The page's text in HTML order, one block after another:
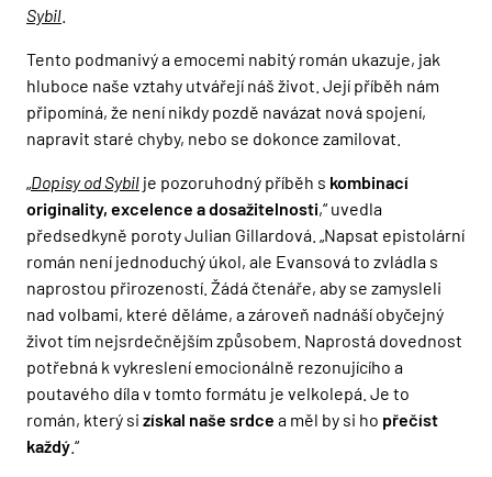
Sybil
Tento podmanivý a emocemi nabitý román ukazuje, jak
hluboce naše vztahy utvářejí náš život. Její příběh nám
připomíná, že není nikdy pozdě navázat nová spojení,
napravit staré chyby, nebo se dokonce zamilovat.
„Dopisy od Sybil je pozoruhodný příběh s kombinací
originality, excelence a dosažitelnosti,“ uvedla
předsedkyně poroty Julian Gillardová. „Napsat epistolární
román není jednoduchý úkol, ale Evansová to zvládla s
naprostou přirozeností. Žádá čtenáře, aby se zamysleli
nad volbami, které děláme, a zároveň nadnáší obyčejný
život tím nejsrdečnějším způsobem. Naprostá dovednost
potřebná k vykreslení emocionálně rezonujícího a
poutavého díla v tomto formátu je velkolepá. Je to
román, který si získal naše srdce a měl by si ho přečíst
každý .“